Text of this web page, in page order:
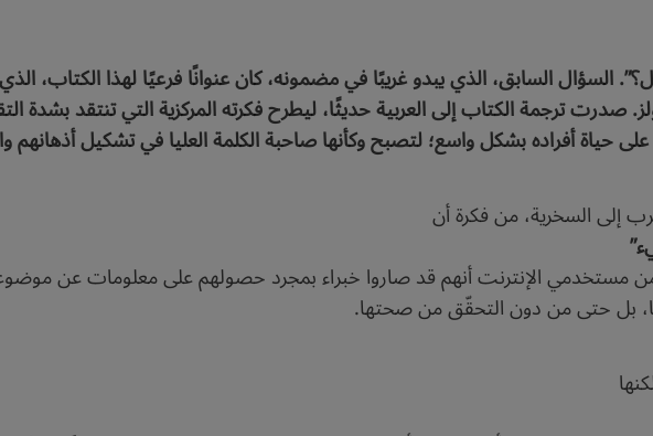
السؤال السابق، الذي يبدو غريبًا في مضمونه، كان عنوانًا فرعيًا لهذا الكتاب،
صدرت ترجمة الكتاب إلى العربية حديثًا، ليطرح فكرته المركزية التي تنتقد
حياة أفراده بشكل واسع؛ لتصبح وكأنها صاحبة الكلمة العليا في تشكيل أذهانهم
السخرية، من فكرة أن
من مستخدمي الإنترنت أنهم قد صاروا خبراء بمجرد حصولهم على معلومات عن
بل حتى من دون التحقّق من صحتها.